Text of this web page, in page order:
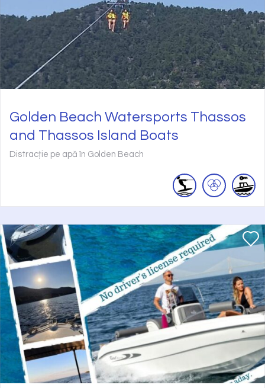
Golden Beach Watersports Thassos
and Thassos Island Boats
Distracție pe apă în Golden Beach